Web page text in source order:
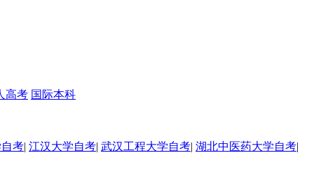
高考 国际本科
考| 江汉大学自考| 武汉工程大学自考| 湖北中医药大学自考|